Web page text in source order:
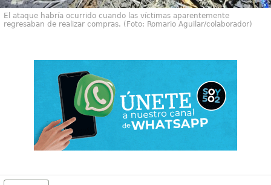
El ataque habría ocurrido cuando las víctimas aparentemente
regresaban de realizar compras. (Foto: Romario Aguilar/colaborador)